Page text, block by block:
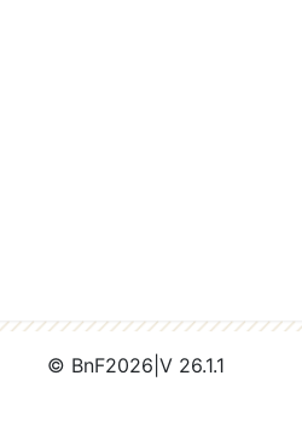
© BnF2026 V 26.1.1